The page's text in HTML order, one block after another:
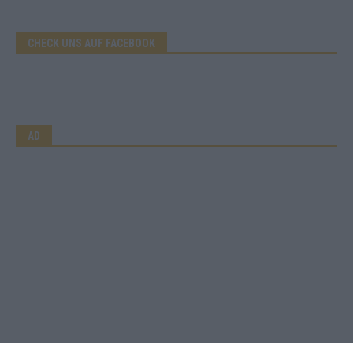
CHECK UNS AUF FACEBOOK
AD